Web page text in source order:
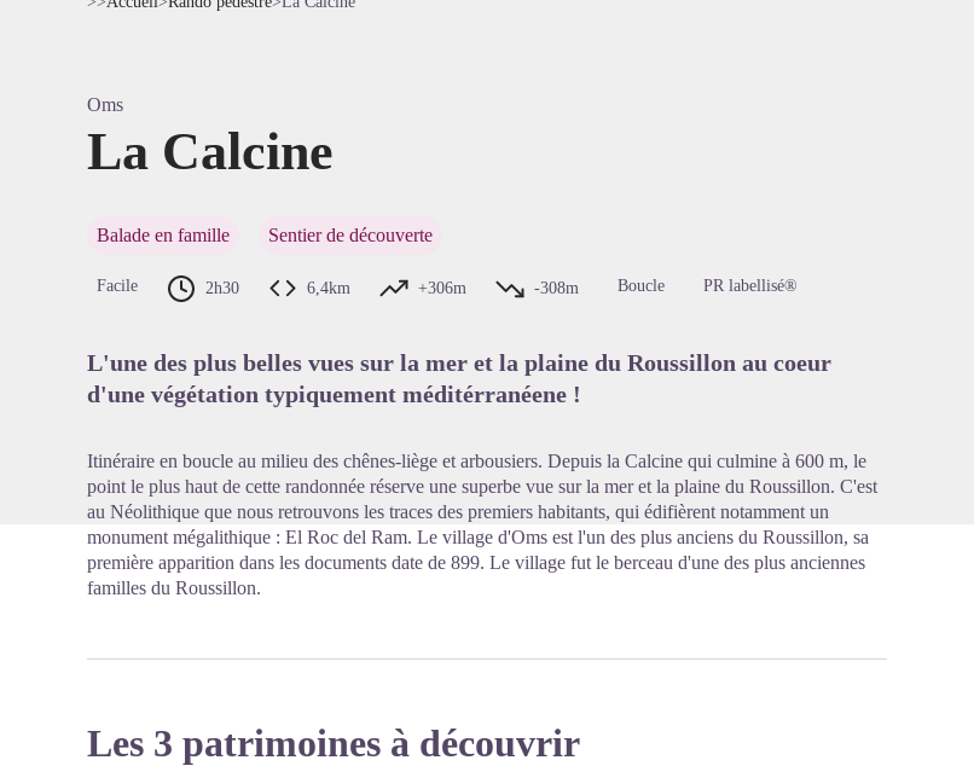
Oms
La Calcine
Balade en famille Sentier de découverte
Facile 2h30 6,4km +306m -308m Boucle PR labellisé®
L'une des plus belles vues sur la mer et la plaine du Roussillon au coeur
d'une végétation typiquement méditérranéene !
Itinéraire en boucle au milieu des chênes-liège et arbousiers. Depuis la Calcine qui culmine à 600 m, le
point le plus haut de cette randonnée réserve une superbe vue sur la mer et la plaine du Roussillon. C'est
au Néolithique que nous retrouvons les traces des premiers habitants, qui édifièrent notamment un
monument mégalithique : El Roc del Ram. Le village d'Oms est l'un des plus anciens du Roussillon, sa
première apparition dans les documents date de 899. Le village fut le berceau d'une des plus anciennes
familles du Roussillon.
Les 3 patrimoines à découvrir